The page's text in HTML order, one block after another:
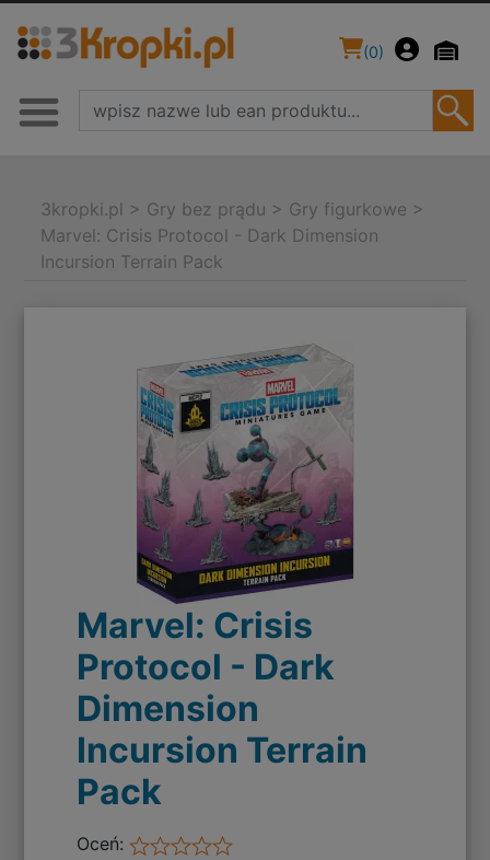
(0)
3kropki.pl > Gry bez prądu > Gry figurkowe >
Marvel: Crisis Protocol - Dark Dimension
Incursion Terrain Pack
Marvel: Crisis
Protocol - Dark
Dimension
Incursion Terrain
Pack
Oceń: